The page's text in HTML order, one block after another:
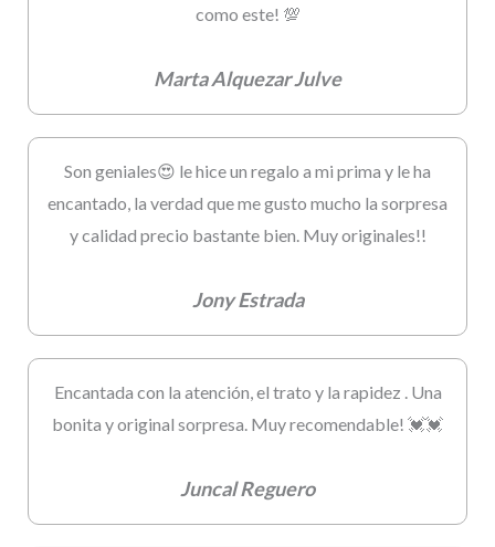
como este! 💯
Marta Alquezar Julve
Son geniales😍 le hice un regalo a mi prima y le ha
encantado, la verdad que me gusto mucho la sorpresa
y calidad precio bastante bien. Muy originales!!
Jony Estrada
Encantada con la atención, el trato y la rapidez . Una
bonita y original sorpresa. Muy recomendable! 💓💓
Juncal Reguero